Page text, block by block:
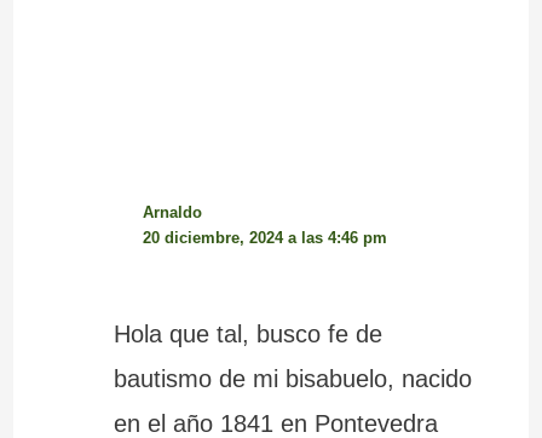
Arnaldo
20 diciembre, 2024 a las 4:46 pm
Hola que tal, busco fe de
bautismo de mi bisabuelo, nacido
en el año 1841 en Pontevedra